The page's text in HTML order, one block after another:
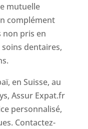
mutuelle
complément
non pris en
dentaires,
en Suisse, au
Assur Expat.fr
personnalisé,
Contactez-